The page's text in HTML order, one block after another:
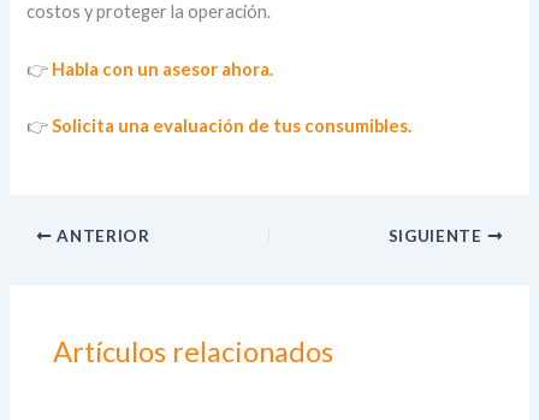
costos y proteger la operación.
👉 Habla con un asesor ahora.
👉Solicita una evaluación de tus consumibles.
ANTERIOR SIGUIENTE
Artículos relacionados